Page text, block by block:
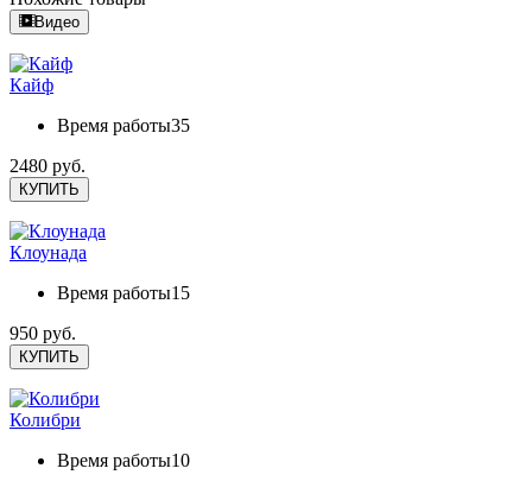
Видео
Кайф
Время работы35
2480 руб.
КУПИТЬ
Клоунада
Время работы15
950 руб.
КУПИТЬ
Колибри
Время работы10